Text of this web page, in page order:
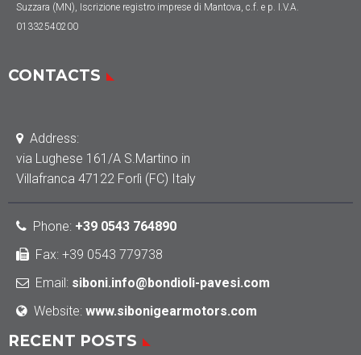
Suzzara (MN), Iscrizione registro imprese di Mantova, c.f. e p. I.V.A.
01332540200
CONTACTS
Address:
via Lughese 161/A S.Martino in
Villafranca 47122 Forlì (FC) Italy
Phone: +39 0543 764890
Fax: +39 0543 779738
Email: siboni.info@bondioli-pavesi.com
Website: www.sibonigearmotors.com
RECENT POSTS